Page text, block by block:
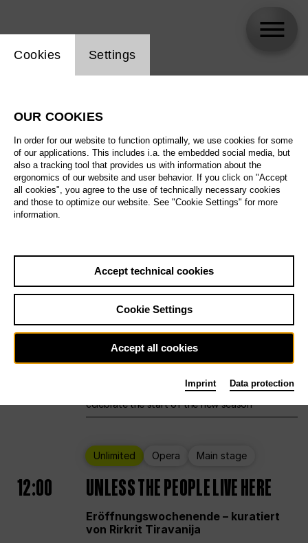
All artistic fields
All locations
All features
Sat29.8.
Ballet Main stage Staatsballett Berlin
12:00 Eröffnungswochenende
Deutsche Oper Berlin opens its doors to
celebrate the start of the new season
Unlimited Opera Main stage
12:00 UNLESS THE PEOPLE LIVE HERE
Eröffnungswochenende – kuratiert
von Rirkrit Tiravanija
Website cookie setting
Cookies Settings
OUR COOKIES
In order for our website to function optimally, we use cookies for some
of our applications. This includes i.a. the embedded social media, but
also a tracking tool that provides us with information about the
ergonomics of our website and user behavior. If you click on "Accept
all cookies", you agree to the use of technically necessary cookies
and those to optimize our website. See "Cookie Settings" for more
information.
Accept technical cookies
Cookie Settings
Accept all cookies
Imprint Data protection